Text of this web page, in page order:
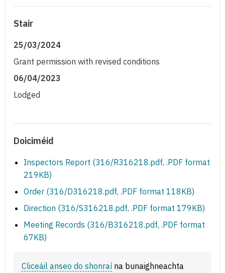
Stair
25/03/2024
Grant permission with revised conditions
06/04/2023
Lodged
Doiciméid
Inspectors Report (316/R316218.pdf, .PDF format
219KB)
Order (316/D316218.pdf, .PDF format 118KB)
Direction (316/S316218.pdf, .PDF format 179KB)
Meeting Records (316/B316218.pdf, .PDF format
67KB)
Cliceáil anseo do shonraí na bunaighneachta